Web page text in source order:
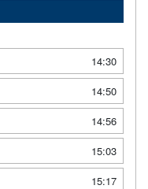
14:30
14:50
14:56
15:03
15:17